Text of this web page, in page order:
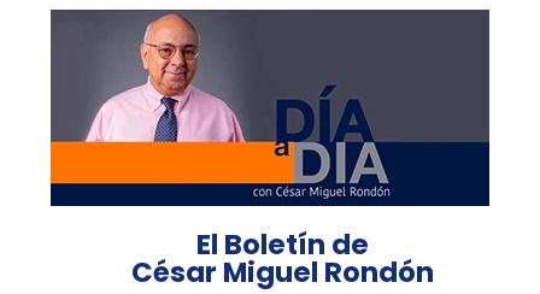
El Boletín de
César Miguel Rondón